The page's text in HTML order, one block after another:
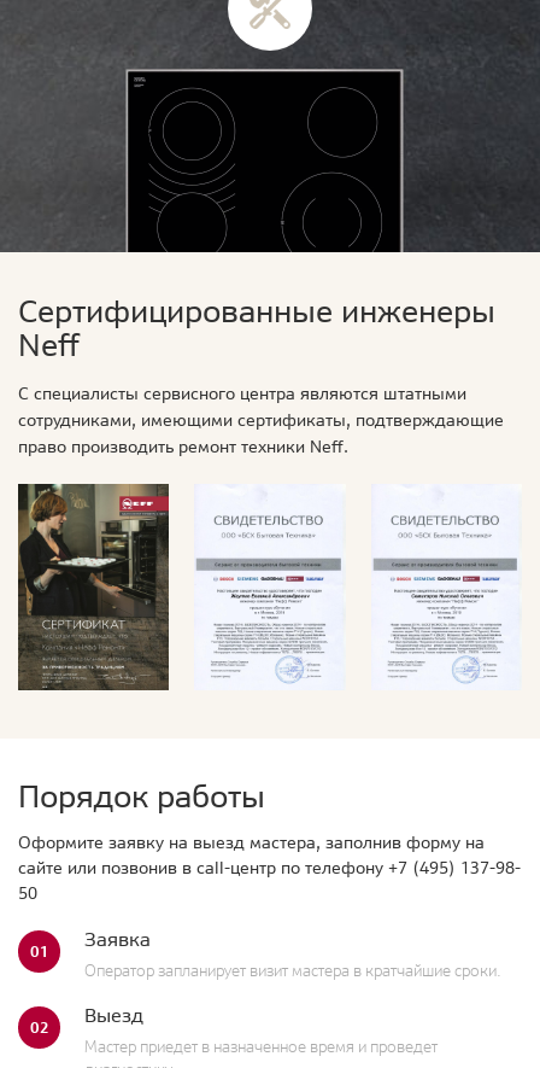
Сертифицированные инженеры
Neff
С специалисты сервисного центра являются штатными
сотрудниками, имеющими сертификаты, подтверждающие
право производить ремонт техники Neff.
Порядок работы
Оформите заявку на выезд мастера, заполнив форму на
сайте или позвонив в call-центр по телефону +7 (495) 137-98-
50
01 Заявка
Оператор запланирует визит мастера в кратчайшие сроки.
02 Выезд
Мастер приедет в назначенное время и проведет